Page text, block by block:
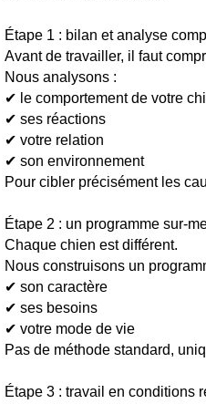
Étape 1 : bilan et analyse
Avant de travailler, il faut
Nous analysons :
✔ le comportement de votre
✔ ses réactions
✔ votre relation
✔ son environnement
Pour cibler précisément les
Étape 2 : un programme sur-
Chaque chien est différent.
Nous construisons un
✔ son caractère
✔ ses besoins
✔ votre mode de vie
Pas de méthode standard,
Étape 3 : travail en conditions